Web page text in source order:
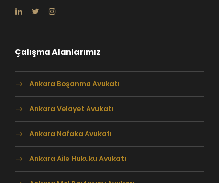
Çalışma Alanlarımız
Ankara Boşanma Avukatı
Ankara Velayet Avukatı
Ankara Nafaka Avukatı
Ankara Aile Hukuku Avukatı